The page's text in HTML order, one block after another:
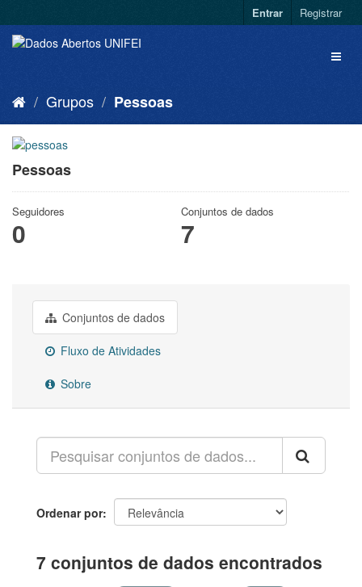
Entrar Registrar
Grupos Pessoas
Pessoas
Seguidores
0
Conjuntos de dados
7
Conjuntos de dados
Fluxo de Atividades
Sobre
Ordenar por
7 conjuntos de dados encontrados